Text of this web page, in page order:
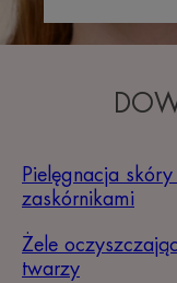
Pielęgnacja
zaskórnikami
Żele
twarzy